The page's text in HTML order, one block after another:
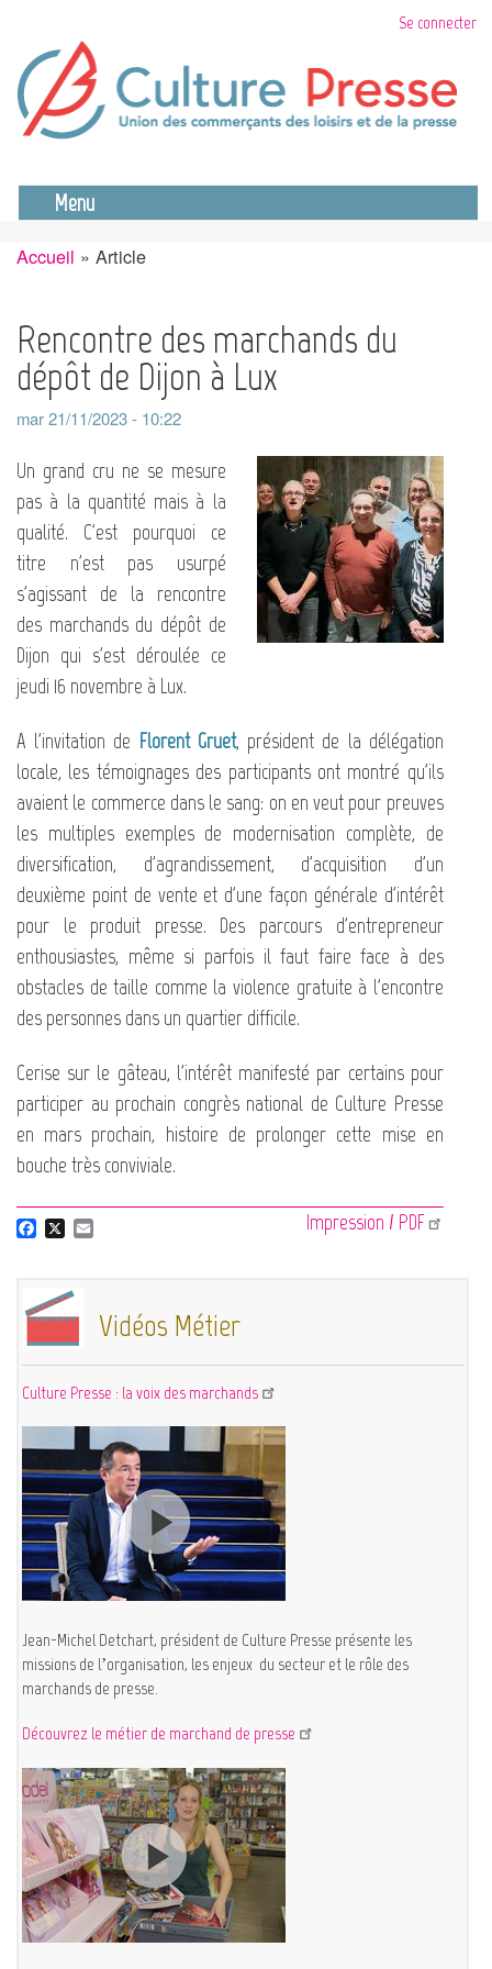
contenu
principal
Se connecter
Se déconnecter
Menu
Accueil Article
Rencontre des marchands du
dépôt de Dijon à Lux
mar 21/11/2023 - 10:22
Un grand cru ne se mesure
pas à la quantité mais à la
qualité. C'est pourquoi ce
titre n'est pas usurpé
s'agissant de la rencontre
des marchands du dépôt de
Dijon qui s'est déroulée ce
jeudi 16 novembre à Lux.
A l'invitation de Florent Gruet, président de la délégation
locale, les témoignages des participants ont montré qu'ils
avaient le commerce dans le sang: on en veut pour preuves
les multiples exemples de modernisation complète, de
diversification, d'agrandissement, d'acquisition d'un
deuxième point de vente et d'une façon générale d'intérêt
pour le produit presse. Des parcours d'entrepreneur
enthousiastes, même si parfois il faut faire face à des
obstacles de taille comme la violence gratuite à l'encontre
des personnes dans un quartier difficile.
Cerise sur le gâteau, l'intérêt manifesté par certains pour
participer au prochain congrès national de Culture Presse
en mars prochain, histoire de prolonger cette mise en
bouche très conviviale.
Impression / PDF
b
o
o
k
Vidéos Métier
Culture Presse : la voix des marchands
Jean-Michel Detchart, président de Culture Presse présente les
missions de l’organisation, les enjeux du secteur et le rôle des
marchands de presse.
Découvrez le métier de marchand de presse